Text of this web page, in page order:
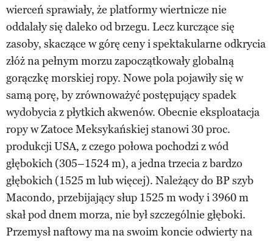
wierceń sprawiały, że platformy wiertnicze nie
oddalały się daleko od brzegu. Lecz kurczące się
zasoby, skaczące w górę ceny i spektakularne odkrycia
złóż na pełnym morzu zapoczątkowały globalną
gorączkę morskiej ropy. Nowe pola pojawiły się w
samą porę, by zrównoważyć postępujący spadek
wydobycia z płytkich akwenów. Obecnie eksploatacja
ropy w Zatoce Meksykańskiej stanowi 30 proc.
produkcji USA, z czego połowa pochodzi z wód
głębokich (305–1524 m), a jedna trzecia z bardzo
głębokich (1525 m lub więcej). Należący do BP szyb
Macondo, przebijający słup 1525 m wody i 3960 m
skał pod dnem morza, nie był szczególnie głęboki.
Przemysł naftowy ma na swoim koncie odwierty na